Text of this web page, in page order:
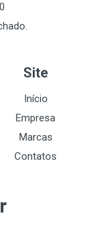
Site
Início
Empresa
Marcas
Contatos